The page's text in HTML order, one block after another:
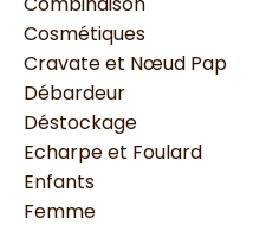
Cosmétiques
Cravate et Nœud Pap
Débardeur
Déstockage
Echarpe et Foulard
Enfants
Femme